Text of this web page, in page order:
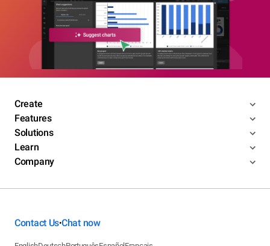
Create
Features
Solutions
Learn
Company
Contact Us•Chat now